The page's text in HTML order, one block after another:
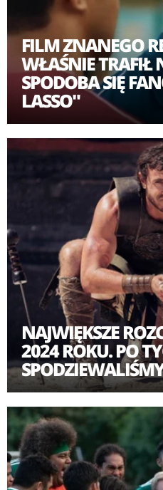
FILM ZNANEGO
WŁAŚNIE TRAFIŁ
SPODOBA SIĘ
LASSO"
NAJWIĘKSZE
2024 ROKU. PO